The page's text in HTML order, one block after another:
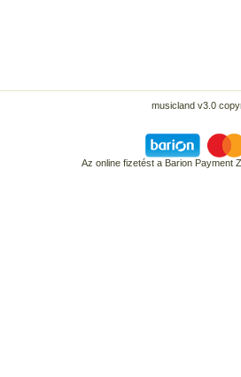
musicland v3.0
Az online fizetést a Barion Payment